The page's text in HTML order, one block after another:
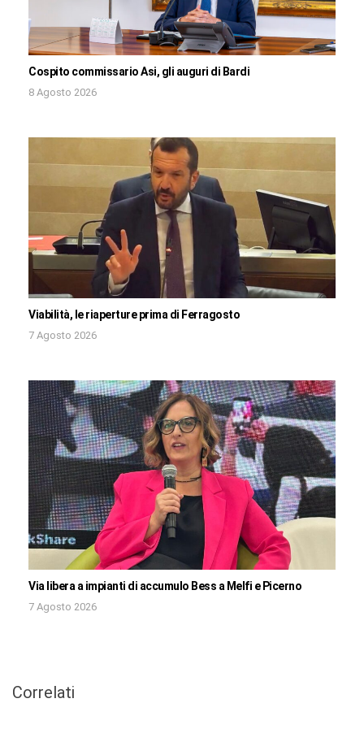
Cospito commissario Asi, gli auguri di Bardi
8 Agosto 2026
Viabilità, le riaperture prima di Ferragosto
7 Agosto 2026
Via libera a impianti di accumulo Bess a Melfi e Picerno
7 Agosto 2026
Correlati